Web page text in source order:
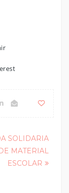
SOLIDARIA
MATERIAL
ESCOLAR